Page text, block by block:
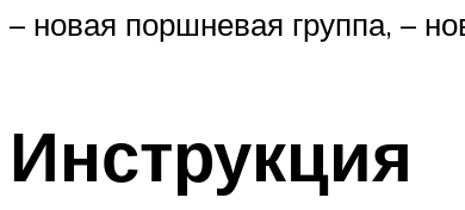
– новая поршневая группа, –
Инструкция